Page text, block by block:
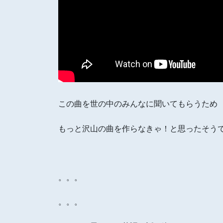
この曲を世の中のみんなに聞いてもらうため
もっと沢山の曲を作らなきゃ！と思ったそう
。。。
。。。